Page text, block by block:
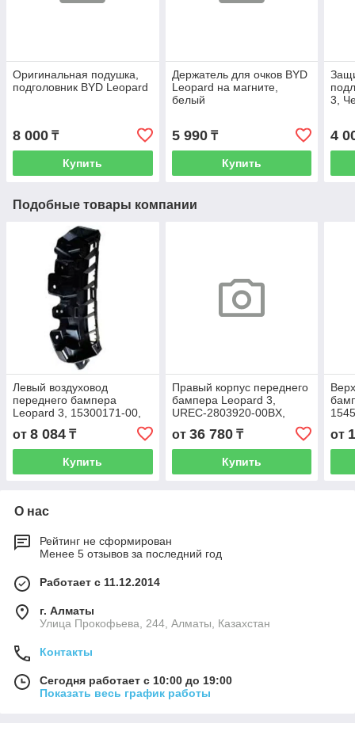
Оригинальная подушка,
подголовник BYD Leopard
8 000 ₸
Купить
Держатель для очков BYD
Leopard на магните,
белый
5 990₸
Купить
3,
4
Подобные товары компании
Левый воздуховод
переднего бампера
Leopard 3, 15300171-00,
URE-2803216
от 8 084 ₸
Купить
Правый корпус переднего
бампера Leopard 3,
UREC-2803920-00BX,
16521080-00
от 36 780₸
Купить
от
О нас
Рейтинг не сформирован
Менее 5 отзывов за последний год
Работает с 11.12.2014
г. Алматы
​Улица Прокофьева, 244, Алматы, Казахстан
Контакты
Сегодня работает с 10:00 до 19:00
Показать весь график работы